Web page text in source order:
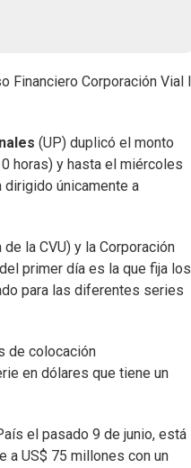
Corporación Vial I
(UP) duplicó el monto
horas) y hasta el miércoles
únicamente a
la CVU) y la Corporación
primer día es la que fija los
para las diferentes series
de colocación
en dólares que tiene un
el pasado 9 de junio, está
a US$ 75 millones con un